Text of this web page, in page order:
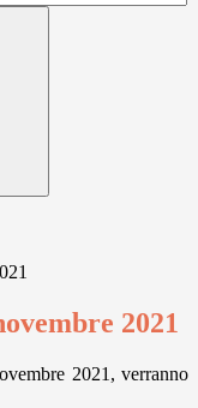
2021
2021, verranno